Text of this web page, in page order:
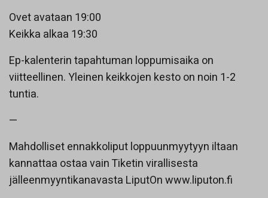
Ovet avataan 19:00
Keikka alkaa 19:30
Ep-kalenterin tapahtuman loppumisaika on
viitteellinen. Yleinen keikkojen kesto on noin 1-2
tuntia.
—
Mahdolliset ennakkoliput loppuunmyytyyn iltaan
kannattaa ostaa vain Tiketin virallisesta
jälleenmyyntikanavasta LiputOnwww.liputon.fi